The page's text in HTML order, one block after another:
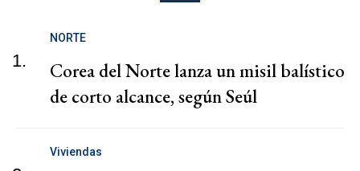
1.
NORTE
Corea del Norte lanza un misil balístico
de corto alcance, según Seúl
Viviendas